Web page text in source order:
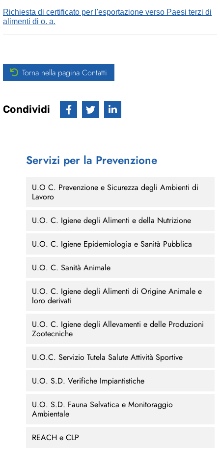
Richiesta di certificato per l'esportazione verso Paesi terzi di
alimenti di o. a.
Torna nella pagina Contatti
Condividi
Servizi per la Prevenzione
U.O C. Prevenzione e Sicurezza degli Ambienti di
Lavoro
U.O. C. Igiene degli Alimenti e della Nutrizione
U.O. C. Igiene Epidemiologia e Sanità Pubblica
U.O. C. Sanità Animale
U.O. C. Igiene degli Alimenti di Origine Animale e
loro derivati
U.O. C. Igiene degli Allevamenti e delle Produzioni
Zootecniche
U.O.C. Servizio Tutela Salute Attività Sportive
U.O. S.D. Verifiche Impiantistiche
U.O. S.D. Fauna Selvatica e Monitoraggio
Ambientale
REACH e CLP